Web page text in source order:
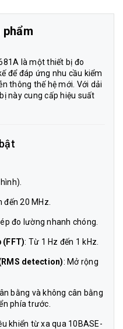
là một thiết bị đo
để đáp ứng nhu cầu kiểm
thông thế hệ mới. Với dải
này cung cấp hiệu suất
đến 20 MHz.
đo lường nhanh chóng.
(FFT): Từ 1 Hz đến 1 kHz.
detection): Mở rộng
bằng và không cân bằng
phía trước.
khiển từ xa qua 10BASE-